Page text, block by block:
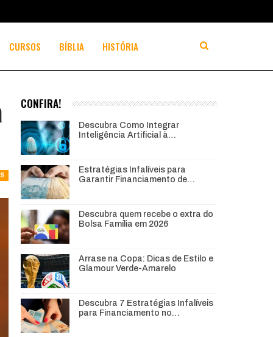
CURSOS BÍBLIA HISTÓRIA
CONFIRA!
Descubra Como Integrar
Inteligência Artificial à…
Estratégias Infalíveis para
Garantir Financiamento de…
Descubra quem recebe o extra do
Bolsa Família em 2026
Arrase na Copa: Dicas de Estilo e
Glamour Verde-Amarelo
Descubra 7 Estratégias Infalíveis
para Financiamento no…